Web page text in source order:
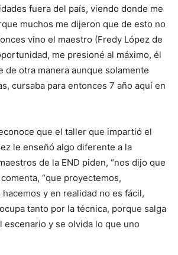
fuera del país, viendo donde me
muchos me dijeron que de esto no
vino el maestro (Fredy López de
me presioné al máximo, él
de otra manera aunque solamente
cursaba para entonces 7 año aquí en
que el taller que impartió el
le enseñó algo diferente a la
de la END piden, “nos dijo que
“que proyectemos,
y en realidad no es fácil,
tanto por la técnica, porque salga
y se olvida lo que uno